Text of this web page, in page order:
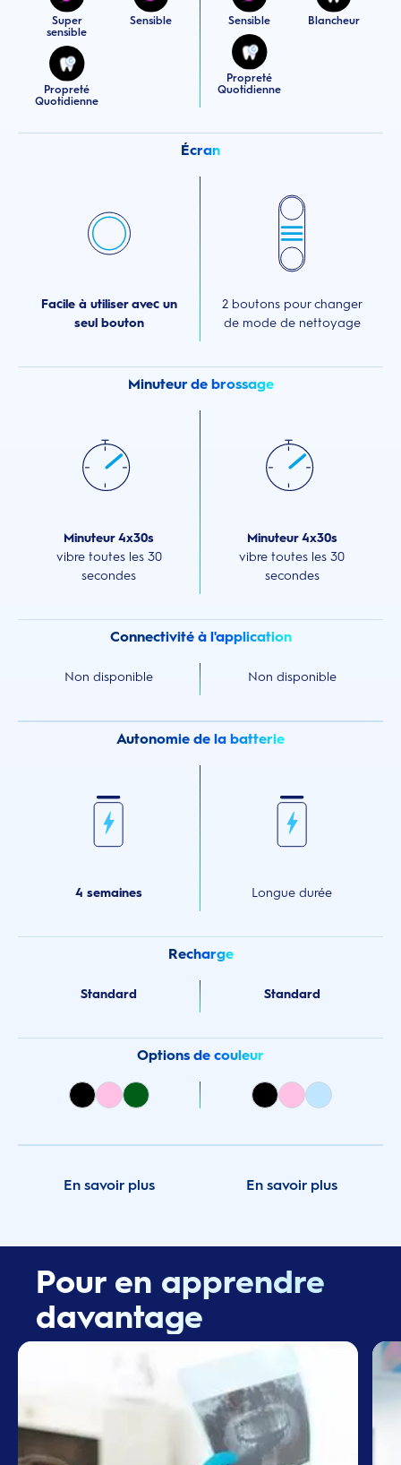
Super
sensible
Sensible
Propreté
Quotidienne
Sensible Blancheur
Propreté
Quotidienne
Écran
Facile à utiliser avec un
seul bouton
2 boutons pour changer
de mode de nettoyage
Minuteur de brossage
Minuteur 4x30s
vibre toutes les 30
secondes
Minuteur 4x30s
vibre toutes les 30
secondes
Connectivité à l'application
Non disponible Non disponible
Autonomie de la batterie
4 semaines Longue durée
Recharge
Standard Standard
Options de couleur
En savoir plus En savoir plus
Pour en apprendre
davantage